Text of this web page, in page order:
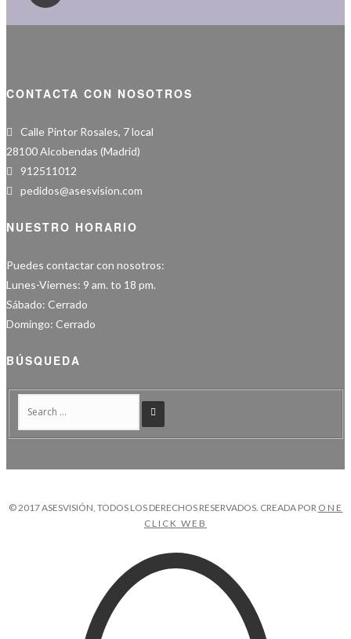
CONTACTA CON NOSOTROS
Calle Pintor Rosales, 7 local
28100 Alcobendas (Madrid)
912511012
pedidos@asesvision.com
NUESTRO HORARIO
Puedes contactar con nosotros:
Lunes-Viernes: 9 am. to 18 pm.
Sábado: Cerrado
Domingo: Cerrado
BÚSQUEDA
© 2017 ASESVISIÓN, TODOS LOS DERECHOS RESERVADOS. CREADA POR ONE
CLICK WEB